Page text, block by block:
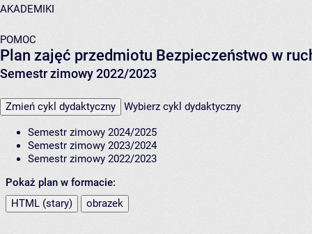
AKADEMIKI
POMOC
Plan zajęć przedmiotu Bezpieczeństwo w
Semestr zimowy 2022/2023
Zmień cykl dydaktyczny Wybierz cykl dydaktyczny
Semestr zimowy 2024/2025
Semestr zimowy 2023/2024
Semestr zimowy 2022/2023
Pokaż plan w formacie:
HTML (stary)
obrazek